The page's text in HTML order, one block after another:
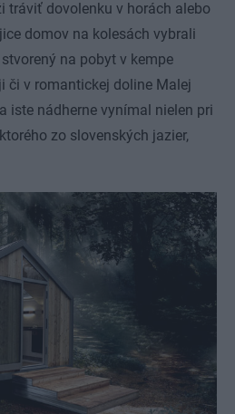
tráviť dovolenku v horách alebo
domov na kolesách vybrali
na pobyt v kempe
či v romantickej doline Malej
iste nádherne vynímal nielen pri
zo slovenských jazier,